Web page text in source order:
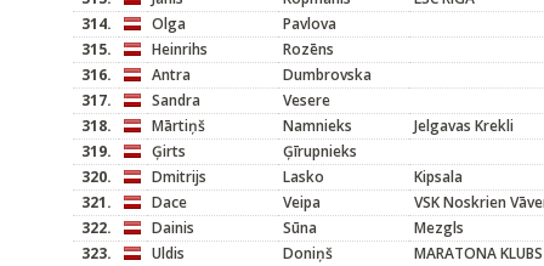
314.
Olga
Pavlova
315.
Heinrihs
Rozēns
316.
Antra
Dumbrovska
317.
Sandra
Vesere
318.
Mārtiņš Namnieks
Jelgavas Krekli
319.
Ģirts
Ģīrupnieks
320.
Dmitrijs Lasko
Kipsala
321.
Dace Veipa
VSK Noskrien
322.
Dainis Sūna
Mezgls
323.
Uldis Doniņš MARATONA KLUBS